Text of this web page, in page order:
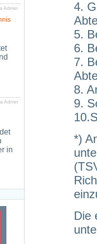
Admin
Admin
in
4.
5.
6.
7.
8.
9.
*)
Die